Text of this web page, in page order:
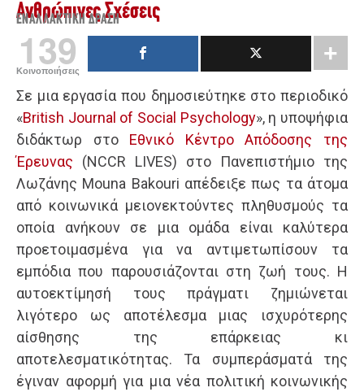
Ανθρώπινες Σχέσεις
ΕΝΑΛΛΑΚΤΙΚΉ ΔΡΆΣΗ
139
Κοινοποιήσεις
Σε μια εργασία που δημοσιεύτηκε στο περιοδικό
«British Journal of Social Psychology», η υποψήφια
διδάκτωρ στο Εθνικό Κέντρο Απόδοσης της
Έρευνας (NCCR LIVES) στο Πανεπιστήμιο της
Λωζάνης Mouna Bakouri απέδειξε πως τα άτομα
από κοινωνικά μειονεκτούντες πληθυσμούς τα
οποία ανήκουν σε μια ομάδα είναι καλύτερα
προετοιμασμένα για να αντιμετωπίσουν τα
εμπόδια που παρουσιάζονται στη ζωή τους. Η
αυτοεκτίμησή τους πράγματι ζημιώνεται
λιγότερο ως αποτέλεσμα μιας ισχυρότερης
αίσθησης της επάρκειας κι
αποτελεσματικότητας. Τα συμπεράσματά της
έγιναν αφορμή για μια νέα πολιτική κοινωνικής